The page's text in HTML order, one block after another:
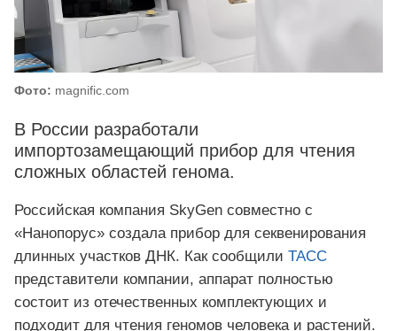
Фото: magnific.com
В России разработали
импортозамещающий прибор для чтения
сложных областей генома.
Российская компания SkyGen совместно с
«Нанопорус» создала прибор для секвенирования
длинных участков ДНК. Как сообщили ТАСС
представители компании, аппарат полностью
состоит из отечественных комплектующих и
подходит для чтения геномов человека и растений.